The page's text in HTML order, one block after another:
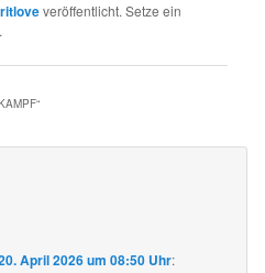
veröffentlicht. Setze ein
.
“
April 2026 um 08:50 Uhr: